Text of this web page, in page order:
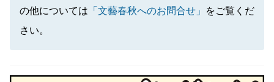
の他については 「文藝春秋へのお問合せ」
をご覧くだ
さい。